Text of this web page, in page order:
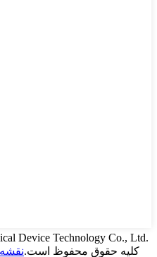
کلیه حقوق محفوظ است.